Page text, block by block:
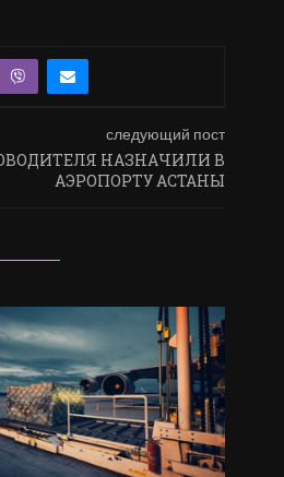
следующий пост
НАЗНАЧИЛИ В
АЭРОПОРТУ АСТАНЫ